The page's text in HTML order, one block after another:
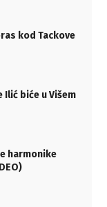
kod Tackove
Ilić biće u Višem
harmonike